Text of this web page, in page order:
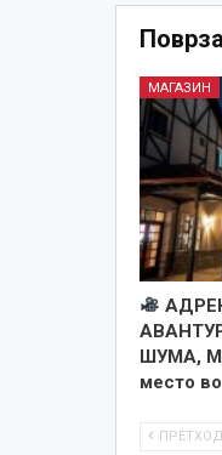
МАГАЗИН
ШУМА,
место